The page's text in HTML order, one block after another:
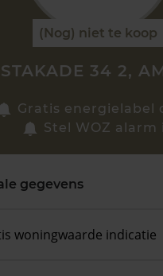
woning
t/m vrijdag - 08:00 -18:00
(Nog) niet te koop
34 2,
Gratis energielabel
Stel WOZ alarm
gegevens
woningwaarde indicatie